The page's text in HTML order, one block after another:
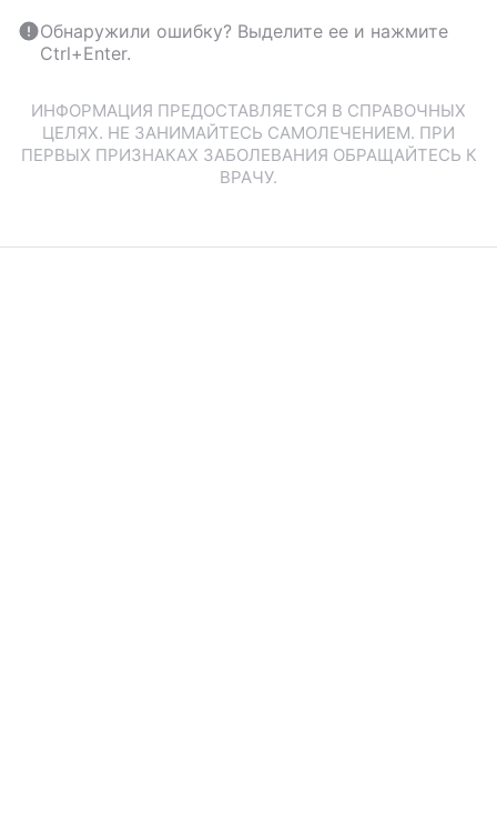
Обнаружили ошибку? Выделите ее и нажмите
Ctrl+Enter.
ИНФОРМАЦИЯ ПРЕДОСТАВЛЯЕТСЯ В СПРАВОЧНЫХ
ЦЕЛЯХ. НЕ ЗАНИМАЙТЕСЬ САМОЛЕЧЕНИЕМ. ПРИ
ПЕРВЫХ ПРИЗНАКАХ ЗАБОЛЕВАНИЯ ОБРАЩАЙТЕСЬ К
ВРАЧУ.